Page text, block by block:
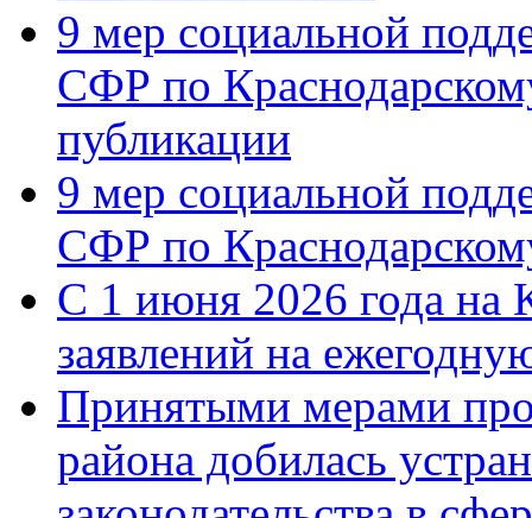
9 мер социальной
СФР по
публикации
9 мер социальной
СФР по
С 1 июня 2026 года на
заявлений на
Принятыми мерами
района добилась